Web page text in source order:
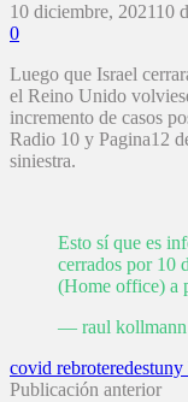
10 diciembre, 202110
0
Luego que Israel
el Reino Unido
incremento de casos
Radio 10 y Pagina12
siniestra.
Esto sí que es
cerrados por 10
(Home office) a
— raul
covid rebroteredestuny
Publicación anterior